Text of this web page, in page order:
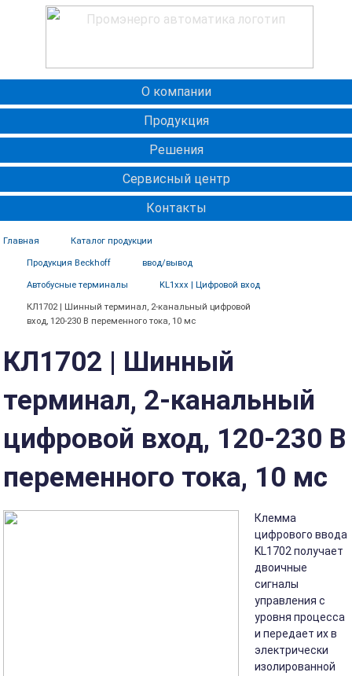
О компании
Продукция
Решения
Сервисный центр
Контакты
Главная Каталог продукции
Продукция Beckhoff ввод/вывод
Автобусные терминалы KL1xxx | Цифровой вход
КЛ1702 | Шинный терминал, 2-канальный цифровой
вход, 120-230 В переменного тока, 10 мс
КЛ1702 | Шинный
терминал, 2-канальный
цифровой вход, 120-230 В
переменного тока, 10 мс
Клемма
цифрового ввода
KL1702 получает
двоичные
сигналы
управления с
уровня процесса
и передает их в
электрически
изолированной